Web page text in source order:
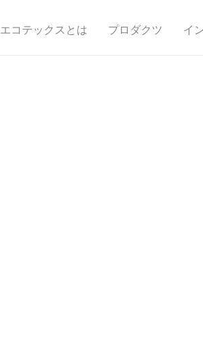
エコテックスとは プロダクツ イ